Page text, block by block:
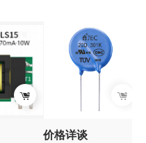
价格详谈